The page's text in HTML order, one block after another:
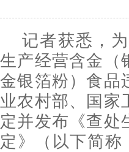
记者获悉，
生产经营含金（
金银箔粉）食品
业农村部、国家
定并发布《查处
定》（以下简称